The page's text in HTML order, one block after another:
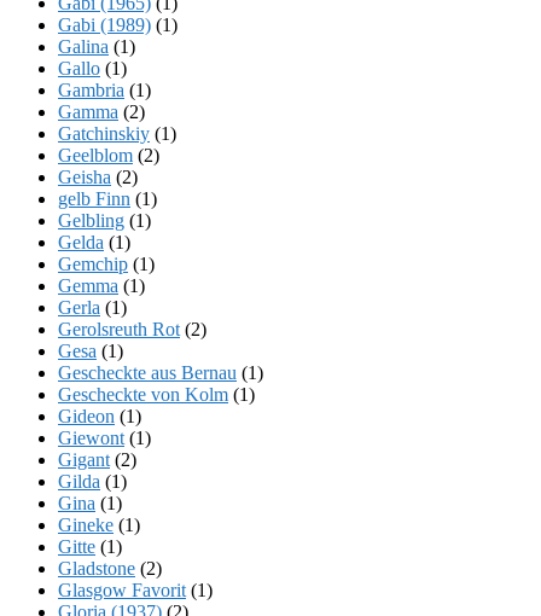
Gabi (1989) (1)
Galina (1)
Gallo (1)
Gambria (1)
Gamma (2)
Gatchinskiy (1)
Geelblom (2)
Geisha (2)
gelb Finn (1)
Gelbling (1)
Gelda (1)
Gemchip (1)
Gemma (1)
Gerla (1)
Gerolsreuth Rot (2)
Gesa (1)
Gescheckte aus Bernau (1)
Gescheckte von Kolm (1)
Gideon (1)
Giewont (1)
Gigant (2)
Gilda (1)
Gina (1)
Gineke (1)
Gitte (1)
Gladstone (2)
Glasgow Favorit (1)
Gloria (1937) (2)